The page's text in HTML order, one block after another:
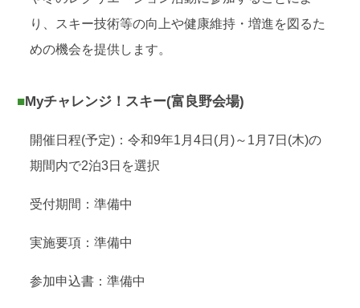
り、スキー技術等の向上や健康維持・増進を図るた
めの機会を提供します。
■Myチャレンジ！スキー(富良野会場)
開催日程(予定)：令和9年1月4日(月)～1月7日(木)の
期間内で2泊3日を選択
受付期間：準備中
実施要項：準備中
参加申込書：準備中